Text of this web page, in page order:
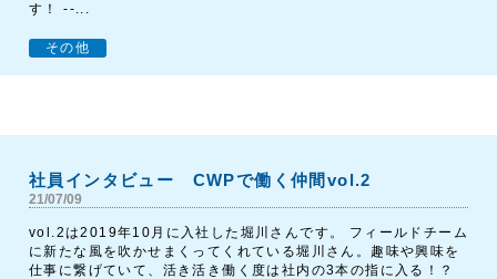
す！ --...
その他
社員インタビュー CWPで働く仲間vol.2
21/07/09
vol.2は2019年10月に入社した堀川さんです。 フィールドチーム
に新たな風を吹かせまくってくれている堀川さん。趣味や興味を
仕事に繋げていて、活き活き働く度は社内の3本の指に入る！？